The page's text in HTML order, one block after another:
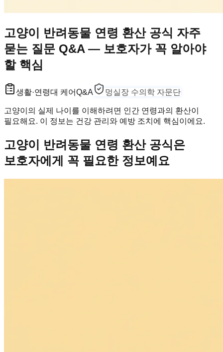
고양이 반려동물 연령 환산 공식 자주
묻는 질문 Q&A — 보호자가 꼭 알아야
할 핵심
생활·연령대 케어Q&A 멍실장 수의학 자문단
고양이의 실제 나이를 이해하려면 인간 연령과의 환산이
필요해요. 이 정보는 건강 관리와 예방 조치에 핵심이에요.
고양이 반려동물 연령 환산 공식은
보호자에게 꼭 필요한 정보예요